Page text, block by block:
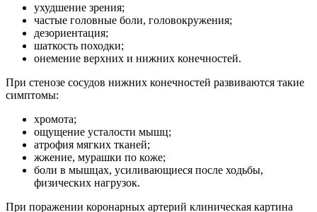
ухудшение зрения;
частые головные боли, головокружения;
дезориентация;
шаткость походки;
онемение верхних и нижних конечностей.
При стенозе сосудов нижних конечностей развиваются такие
симптомы:
хромота;
ощущение усталости мышц;
атрофия мягких тканей;
жжение, мурашки по коже;
боли в мышцах, усиливающиеся после ходьбы,
физических нагрузок.
При поражении коронарных артерий клиническая картина